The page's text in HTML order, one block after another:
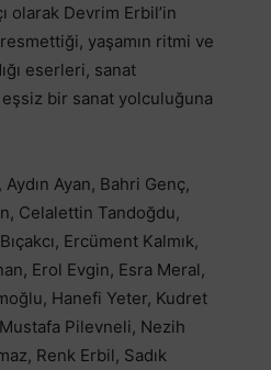
olarak Devrim Erbil’in
yaşamın ritmi ve
eserleri, sanat
eşsiz bir sanat yolculuğuna
Ayan, Bahri Genç,
Celalettin Tandoğdu,
Ercüment Kalmık,
Erol Evgin, Esra Meral,
Hanefi Yeter, Kudret
Pilevneli, Nezih
Renk Erbil, Sadık